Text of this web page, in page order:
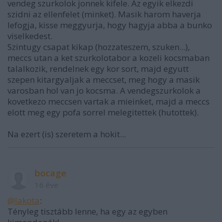
vendeg szurkolok jonnek kifele. Az egyik elkezdi
szidni az ellenfelet (minket). Masik harom haverja
lefogja, kisse meggyurja, hogy hagyja abba a bunko
viselkedest.
Szintugy csapat kikap (hozzateszem, szuken...),
meccs utan a ket szurkolotabor a kozeli kocsmaban
talalkozik, rendelnek egy kor sort, majd egyutt
szepen kitargyaljak a meccset, meg hogy a masik
varosban hol van jo kocsma. A vendegszurkolok a
kovetkezo meccsen vartak a mieinket, majd a meccs
elott meg egy pofa sorrel melegitettek (hutottek).
Na ezert (is) szeretem a hokit...
bocage
@lakota:
Tényleg tisztább lenne, ha egy az egyben